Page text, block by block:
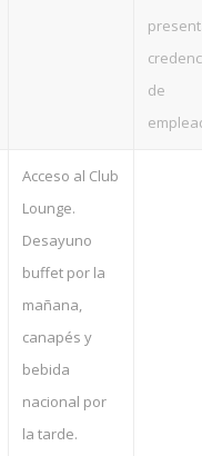
de
Acceso al Club
Lounge.
Desayuno
buffet por la
mañana,
canapés y
bebida
nacional por
la tarde.